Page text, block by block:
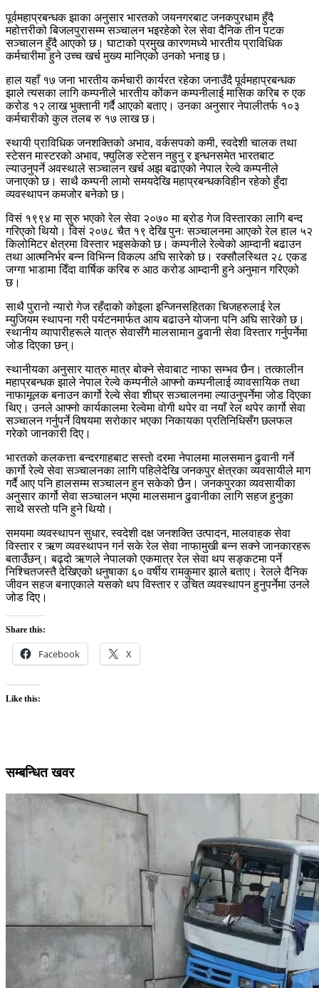
पूर्वमहाप्रबन्धक झाका अनुसार भारतको जयनगरबाट जनकपुरधाम हुँदै
महोत्तरीको बिजलपुरासम्म सञ्चालन भइरहेको रेल सेवा दैनिक तीन पटक
सञ्चालन हुँदै आएको छ। घाटाको प्रमुख कारणमध्ये भारतीय प्राविधिक
कर्मचारीमा हुने उच्च खर्च मुख्य मानिएको उनको भनाइ छ।
हाल यहाँ १७ जना भारतीय कर्मचारी कार्यरत रहेका जनाउँदै पूर्वमहाप्रबन्धक
झाले त्यसका लागि कम्पनीले भारतीय कोंकन कम्पनीलाई मासिक करिब रु एक
करोड १२ लाख भुक्तानी गर्दै आएको बताए। उनका अनुसार नेपालीतर्फ १०३
कर्मचारीको कुल तलब रु १७ लाख छ।
स्थायी प्राविधिक जनशक्तिको अभाव, वर्कसपको कमी, स्वदेशी चालक तथा
स्टेसन मास्टरको अभाव, फ्युलिङ स्टेसन नहुनु र इन्धनसमेत भारतबाट
ल्याउनुपर्ने अवस्थाले सञ्चालन खर्च अझ बढाएको नेपाल रेल्वे कम्पनीले
जनाएको छ। साथै कम्पनी लामो समयदेखि महाप्रबन्धकविहीन रहेको हुँदा
व्यवस्थापन कमजोर बनेको छ।
विसं १९९४ मा सुरु भएको रेल सेवा २०७० मा ब्रोड गेज विस्तारका लागि बन्द
गरिएको थियो। विसं २०७८ चैत १९ देखि पुनः सञ्चालनमा आएको रेल हाल ५२
किलोमिटर क्षेत्रमा विस्तार भइसकेको छ। कम्पनीले रेल्वेको आम्दानी बढाउन
तथा आत्मनिर्भर बन्न विभिन्न विकल्प अघि सारेको छ। रक्सौलस्थित २८ एकड
जग्गा भाडामा दिँदा वार्षिक करिब रु आठ करोड आम्दानी हुने अनुमान गरिएको
छ।
साथै पुरानो न्यारो गेज रहँदाको कोइला इन्जिनसहितका चिजहरुलाई रेल
म्युजियम स्थापना गरी पर्यटनमार्फत आय बढाउने योजना पनि अघि सारेको छ।
स्थानीय व्यापारीहरूले यात्रु सेवासँगै मालसामान ढुवानी सेवा विस्तार गर्नुपर्नेमा
जोड दिएका छन्।
स्थानीयका अनुसार यात्रु मात्र बोक्ने सेवाबाट नाफा सम्भव छैन। तत्कालीन
महाप्रबन्धक झाले नेपाल रेल्वे कम्पनीले आफ्नो कम्पनीलाई व्यावसायिक तथा
नाफामूलक बनाउन कार्गो रेल्वे सेवा शीघ्र सञ्चालनमा ल्याउनुपर्नेमा जोड दिएका
थिए। उनले आफ्नो कार्यकालमा रेल्वेमा वोगी थपेर वा नयाँ रेल थपेर कार्गो सेवा
सञ्चालन गर्नुपर्ने विषयमा सरोकार भएका निकायका प्रतिनिधिसँग छलफल
गरेको जानकारी दिए।
भारतको कलकत्ता बन्दरगाहबाट सस्तो दरमा नेपालमा मालसमान ढुवानी गर्ने
कार्गो रेल्वे सेवा सञ्चालनका लागि पहिलेदेखि जनकपुर क्षेत्रका व्यवसायीले माग
गर्दै आए पनि हालसम्म सञ्चालन हुन सकेको छैन। जनकपुरका व्यवसायीका
अनुसार कार्गो सेवा सञ्चालन भएमा मालसमान ढुवानीका लागि सहज हुनुका
साथै सस्तो पनि हुने थियो।
समयमा व्यवस्थापन सुधार, स्वदेशी दक्ष जनशक्ति उत्पादन, मालवाहक सेवा
विस्तार र ऋण व्यवस्थापन गर्न सके रेल सेवा नाफामुखी बन्न सक्ने जानकारहरू
बताउँछन्। बढ्दो ऋणले नेपालको एकमात्र रेल सेवा थप सङ्कटमा पर्ने
निश्चितजस्तै देखिएको धनुषाका ६० वर्षीय रामकुमार झाले बताए। रेलले दैनिक
जीवन सहज बनाएकाले यसको थप विस्तार र उचित व्यवस्थापन हुनुपर्नेमा उनले
जोड दिए।
Share this:
Facebook X
Like this:
सम्बन्धित खवर